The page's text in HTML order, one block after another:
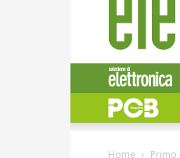
Home Primo